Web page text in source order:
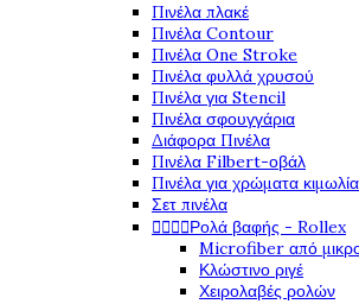
Πινέλα πλακέ
Πινέλα Contour
Πινέλα One Stroke
Πινέλα φυλλά χρυσού
Πινέλα για Stencil
Πινέλα σφουγγάρια
Διάφορα Πινέλα
Πινέλα Filbert-οβάλ
Πινέλα για χρώματα
Σετ πινέλα
Ρολά βαφής - Rollex
Microfiber από
Κλώστινο ριγέ
Χειρολαβές ρολών